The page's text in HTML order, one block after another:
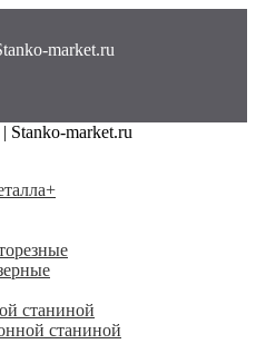
market.ru
+
станиной
станиной